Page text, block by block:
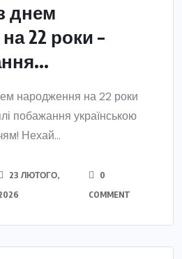
днем
22 роки –
народження на 22 роки
побажання українською
Нехай...
23 ЛЮТОГО,
0
COMMENT